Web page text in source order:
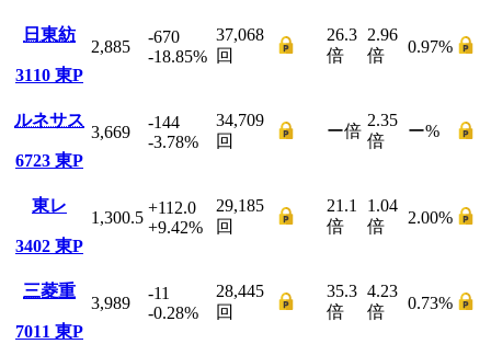
日東紡
3110 東P
2,885
-670
-18.85%
37,068
回
26.3
倍
2.96
倍
0.97%
ルネサス
6723 東P
3,669
-144
-3.78%
34,709
回
ー倍
2.35
倍
ー%
東レ
3402 東P
1,300.5
+112.0
+9.42%
29,185
回
21.1
倍
1.04
倍
2.00%
三菱重
7011 東P
3,989
-11
-0.28%
28,445
回
35.3
倍
4.23
倍
0.73%